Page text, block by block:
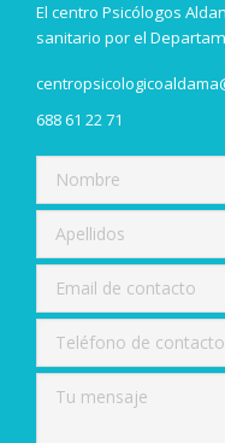
El centro Psicólogos
sanitario por el
688 61 22 71